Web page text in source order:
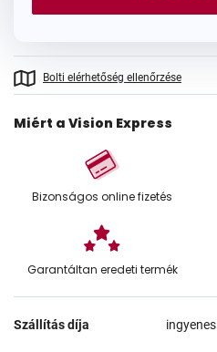
Bolti elérhetőség ellenőrzése
Miért a Vision Express
Bizonságos online fizetés
Garantáltan eredeti termék
Szállítás díja ingyenes